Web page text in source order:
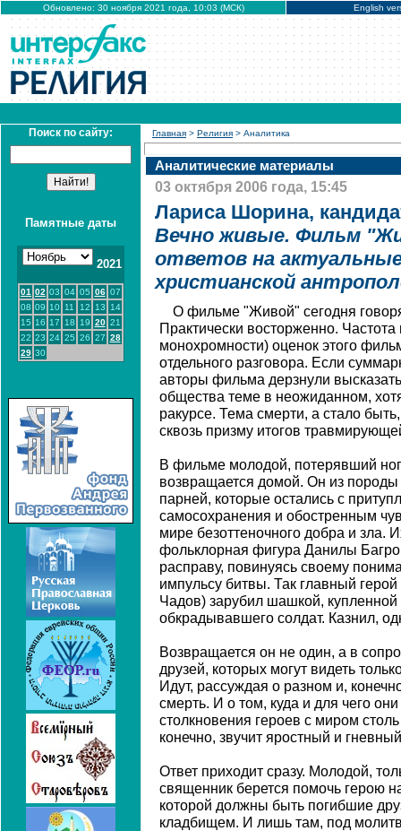
Обновлено: 30 ноября 2021 года, 10:03 (МСК) English
Поиск по сайту:
Памятные даты
2021
01 02 03 04 05 06 07
08 09 10 11 12 13
14
15 16 17 18 19 20 21
22 23 24 25 26 27 28
29 30
Главная > Религия > Аналитика
Аналитические материалы
03 октября 2006 года, 15:45
Лариса Шорина,
Вечно живые. Фильм
ответов на
христианской
О фильме "Живой" сегодня
Практически восторженно.
монохромности) оценок этого
отдельного разговора. Если
авторы фильма дерзнули
общества теме в неожиданном,
ракурсе. Тема смерти, а стало
сквозь призму итогов
В фильме молодой, потерявший
возвращается домой. Он из
парней, которые остались с
самосохранения и обостренным
мире безоттеночного добра и зла.
фольклорная фигура Данилы
расправу, повинуясь своему
импульсу битвы. Так главный
Чадов) зарубил шашкой, купленной
обкрадывавшего солдат. Казнил,
Возвращается он не один, а в
друзей, которых могут видеть
Идут, рассуждая о разном и,
смерть. И о том, куда и для чего
столкновения героев с миром
конечно, звучит яростный и
Ответ приходит сразу. Молодой,
священник берется помочь герою
которой должны быть погибшие
кладбищем. И лишь там, под